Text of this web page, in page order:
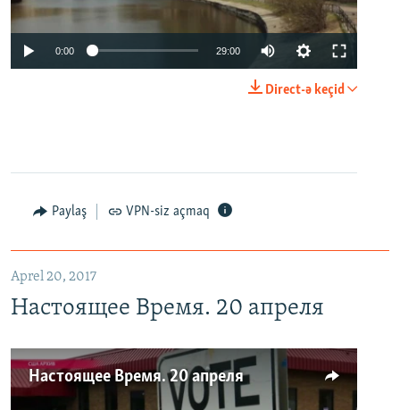
0:00 29:00
Direct-ə keçid
Paylaş VPN-siz açmaq
Aprel 20, 2017
Настоящее Время. 20 апреля
Настоящее Время. 20 апреля